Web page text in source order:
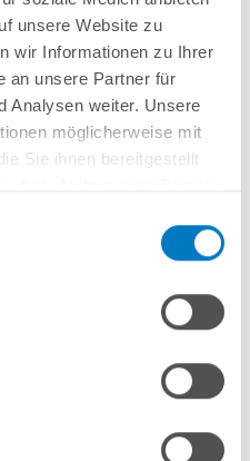
unsere Website zu
wir Informationen zu Ihrer
an unsere Partner für
Analysen weiter. Unsere
möglicherweise mit
Sie ihnen bereitgestellt
Ø 50 mm
118 x 118 cm
Merken
Anfrageformular